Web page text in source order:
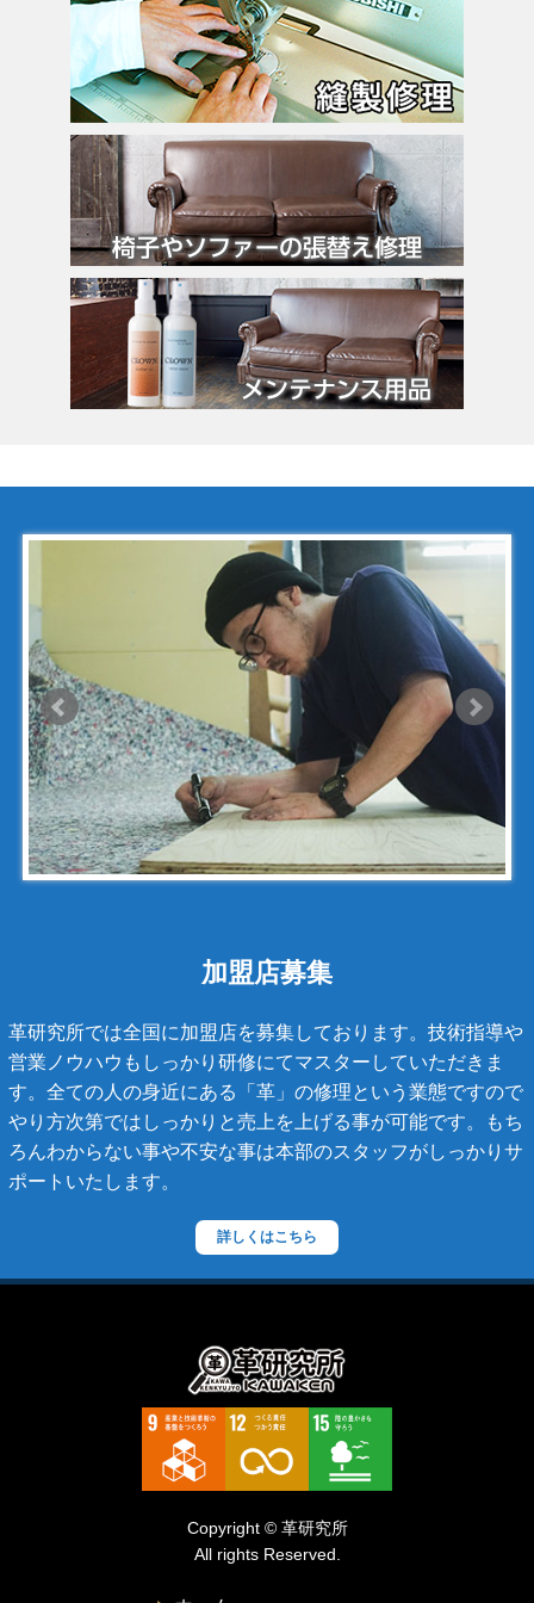
カルティエ
カンペール
ギ・ラロッシュ
グッチ
クロエ
クロコラックス
クロムハーツ
コーチ
コールハーン
ゴヤール
ジェニュイン・レザー
ジミーチュウ
ジャックゴム
シャネル
アンティグアライン
カンボンライン
キャビアスキン
スコッチグレイン
ステラーズ
セリーヌ
ダニエル・ボブ
ディーゼル
トゥモローランド
ドルチェ&ガッバーナ
加盟店募集
革研究所では全国に加盟店を募集しております。技術指導や
営業ノウハウもしっかり研修にてマスターしていただきま
す。全ての人の身近にある「革」の修理という業態ですので
やり方次第ではしっかりと売上を上げる事が可能です。もち
ろんわからない事や不安な事は本部のスタッフがしっかりサ
ポートいたします。
詳しくはこちら
Copyright © 革研究所
All rights Reserved.